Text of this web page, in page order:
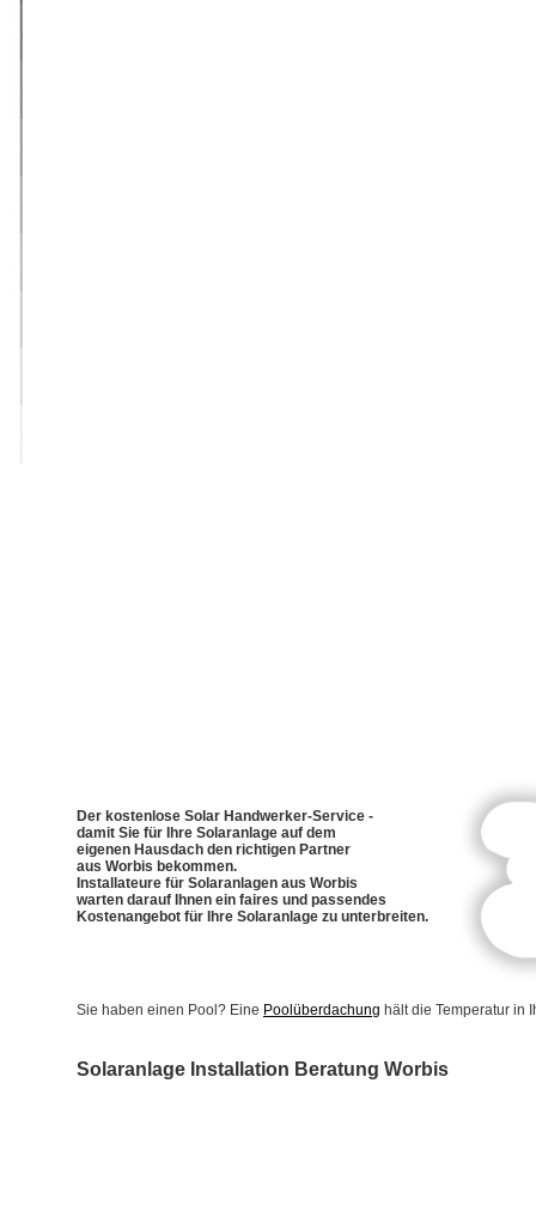
Der kostenlose Solar Handwerker-Service -
damit Sie für Ihre Solaranlage auf dem
eigenen Hausdach den richtigen Partner
aus Worbis bekommen.
Installateure für Solaranlagen aus Worbis
warten darauf Ihnen ein faires und passendes
Kostenangebot für Ihre Solaranlage zu unterbreiten.
Sie haben einen Pool? Eine Poolüberdachung hält die Temperatur in
Solaranlage Installation Beratung Worbis